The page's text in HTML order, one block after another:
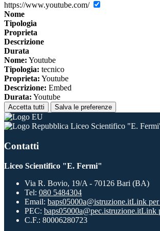
https://www.youtube.com/
Nome
Tipologia
Proprieta
Descrizione
Durata
Nome: Youtube
Tipologia: tecnico
Proprieta: Youtube
Descrizione: Embed
Durata: Youtube
Accetta tutti Salva le preferenze
Liceo Scientifico "E.
Contatti
Liceo Scientifico "E. Fermi"
Via R. Bovio, 19/A - 70126 Bari (BA)
Tel: 080 5484304
Email: baps05000a@istruzione.itLink per
PEC: baps05000a@pec.istruzione.itLink
C.F.: 80006280723